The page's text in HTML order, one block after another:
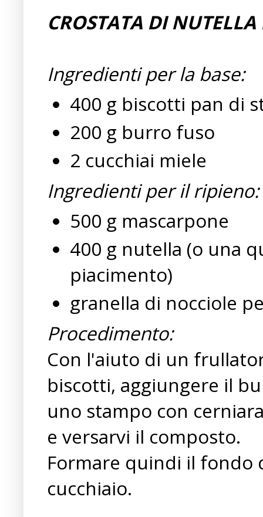
CROSTATA DI
Ingredienti per la base:
400 g biscotti pan di
200 g burro fuso
2 cucchiai miele
Ingredienti per il ripieno:
500 g mascarpone
400 g nutella (o una
piacimento)
granella di nocciole
Procedimento:
Con l'aiuto di un
biscotti, aggiungere il
uno stampo con
e versarvi il composto.
Formare quindi il fondo
cucchiaio.